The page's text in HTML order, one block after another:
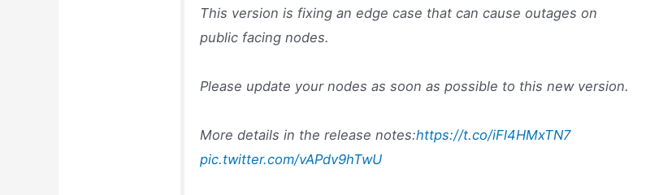
This version is fixing an edge case that can cause outages on
public facing nodes.
Please update your nodes as soon as possible to this new version.
More details in the release notes:https://t.co/iFl4HMxTN7
pic.twitter.com/vAPdv9hTwU